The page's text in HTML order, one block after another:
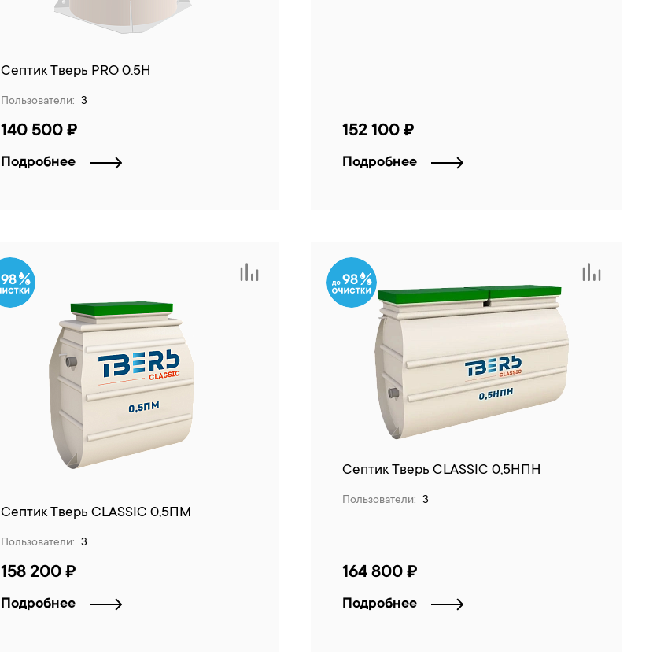
Септик Тверь PRO 0.5Н
Пользователи: 3
140 500 ₽
Подробнее
152 100 ₽
Подробнее
98
Септик Тверь CLASSIC 0,5ПМ
Пользователи: 3
158 200 ₽
Подробнее
98
Септик Тверь CLASSIC 0,5НПН
Пользователи: 3
164 800 ₽
Подробнее